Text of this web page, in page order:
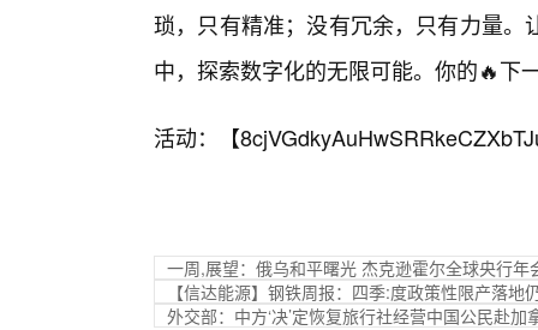
琐，只有精准；没有冗余，只有力量
中，探索数字化的无限可能。你的🔥下
活动：【
一周,展望：俄乌和平曙光 杰克逊霍尔全球央行年
【信达能源】钢铁周报：四季:度政策性限产落
外交部：中方‘决’定恢复旅行社经营中国公民赴加